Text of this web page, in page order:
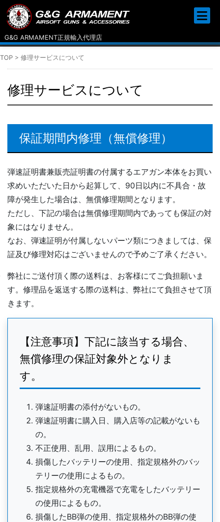
G&G ARMAMENT正規輸入代理店
TOP > 修理サービスについて
修理サービスについて
保証期間内修理（無償修理）
弾速証明書兼販売証明書の付属するエアガン本体をお買い
求めいただいた日から起算して、90日以内に不具合・故
障が発生した場合は、無償修理期間となります。
ただし、下記の場合は無償修理期間内であっても保証の対
象にはなりません。
なお、弾速証明が付属しないパーツ類につきましては、保
証及び修理対応はございませんので予めご了承ください。
弊社にご送付頂く際の送料は、お客様にてご負担願いま
す。修理品を返送する際の送料は、弊社にて負担させて頂
きます。
【注意事項】下記に該当する場合、
無償修理の保証対象外となりま
す。
弾速証明書の添付がないもの。
弾速証明書に購入日、購入店等の記載がないも
の。
不正使用、乱用、誤用によるもの。
損傷したバッテリーの使用、指定規格外のバッ
テリーの使用によるもの。
指定規格外の充電機器で充電をしたバッテリー
の使用によるもの。
損傷したBB弾の使用、指定規格外のBB弾の使